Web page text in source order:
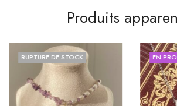
Produits
RUPTURE DE STOCK EN